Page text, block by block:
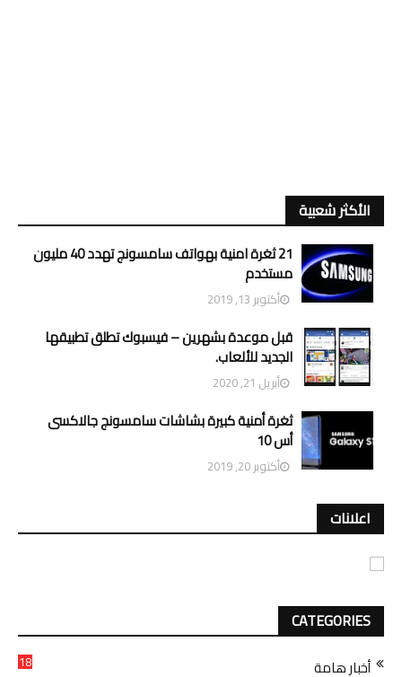
الأكثر شعبية
21 ثغرة امنية بهواتف سامسونج تهدد 40 مليون
مستخدم
أكتوبر 13, 2019
قبل موعدة بشهرين – فيسبوك تطلق تطبيقها
الجديد للألعاب.
أبريل 21, 2020
ثغرة أمنية كبيرة بشاشات سامسونج جالاكسى
أس 10
أكتوبر 20, 2019
اعلانات
CATEGORIES
أخبار هامة 18